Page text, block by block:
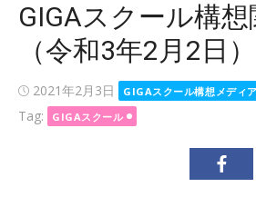
GIGAスクール構
（令和3年2月2日）
Posted
on
2021年2月3日 GIGAスクール構想メディ
Tag: GIGAスクール